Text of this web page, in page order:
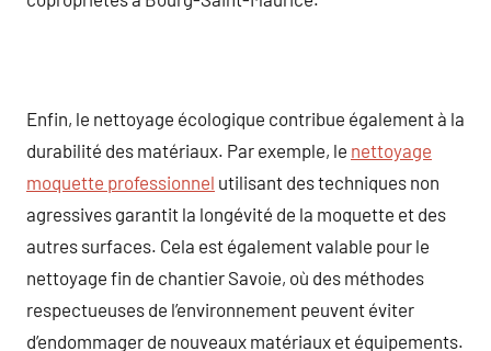
Enfin, le nettoyage écologique contribue également à la
durabilité des matériaux. Par exemple, le nettoyage
moquette professionnel utilisant des techniques non
agressives garantit la longévité de la moquette et des
autres surfaces. Cela est également valable pour le
nettoyage fin de chantier Savoie, où des méthodes
respectueuses de l’environnement peuvent éviter
d’endommager de nouveaux matériaux et équipements.